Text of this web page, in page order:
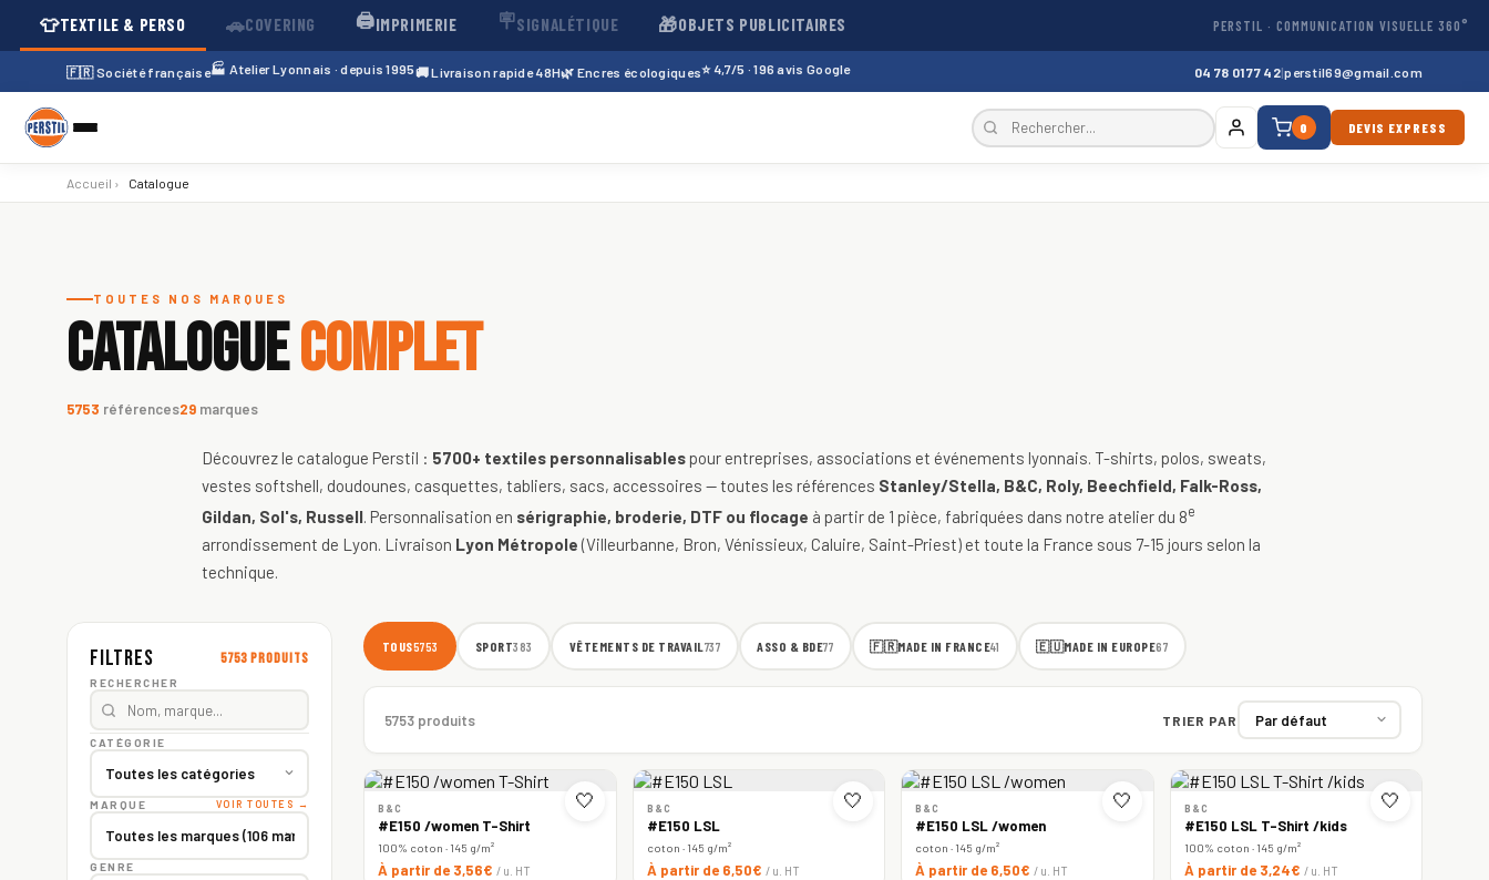
👕TEXTILE & PERSO 🚗COVERING 🖨️IMPRIMERIE 🪧SIGNALÉTIQUE 🎁OBJETS PUBLICITAIRES PERSTIL · COMMUNICATION VISUELLE 360°
🇫🇷 Société française🏭 Atelier Lyonnais · depuis 1995🚚 Livraison rapide 48H🌿 Encres écologiques⭐ 4,7/5 · 196 avis Google 04 78 01 77 42|perstil69@gmail.com
0 DEVIS EXPRESS
Accueil › Catalogue
TOUTES NOS MARQUES
CATALOGUECOMPLET
5753 références29 marques
Découvrez le catalogue Perstil : 5700+ textiles personnalisables pour entreprises, associations et événements lyonnais. T-shirts, polos, sweats,
vestes softshell, doudounes, casquettes, tabliers, sacs, accessoires — toutes les références Stanley/Stella, B&C, Roly, Beechfield, Falk-Ross,
Gildan, Sol's, Russell. Personnalisation en sérigraphie, broderie, DTF ou flocage à partir de 1 pièce, fabriquées dans notre atelier du 8e
arrondissement de Lyon. Livraison Lyon Métropole (Villeurbanne, Bron, Vénissieux, Caluire, Saint-Priest) et toute la France sous 7-15 jours selon la
technique.
Filtres 5753 produits
RECHERCHER
CATÉGORIE
MARQUE VOIR TOUTES →
GENRE
TOUS5753 SPORT383 VÊTEMENTS DE TRAVAIL737 ASSO & BDE77 🇫🇷MADE IN FRANCE41 🇪🇺MADE IN EUROPE67
5753 produits TRIER PAR
🤍
B&C
#E150 /women T-Shirt
100% coton · 145 g/m²
À partir de 3,56€ / u. HT
🤍
B&C
#E150 LSL
coton · 145 g/m²
À partir de 6,50€ / u. HT
🤍
B&C
#E150 LSL /women
coton · 145 g/m²
À partir de 6,50€ / u. HT
🤍
B&C
#E150 LSL T-Shirt /kids
100% coton · 145 g/m²
À partir de 3,24€ / u. HT